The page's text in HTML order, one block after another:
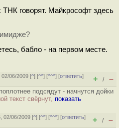
ТНК говорят. Майкрософт здесь
имидже?
бабло - на первом месте.
02/06/2009 [^] [^^] [^^^] [ответить]
+ / –
подсядут - начнутся дойки
текст свёрнут, показать
02/06/2009 [^] [^^] [^^^] [ответить]
+ / –